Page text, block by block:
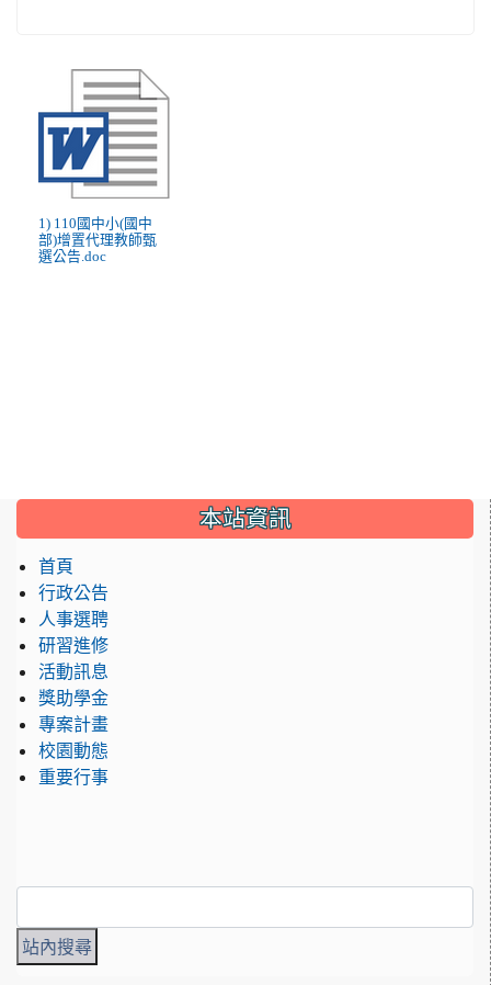
1) 110國中小(國中
部)增置代理教師甄
選公告.doc
::: 本站資訊
首頁
行政公告
人事選聘
研習進修
活動訊息
獎助學金
專案計畫
校園動態
重要行事